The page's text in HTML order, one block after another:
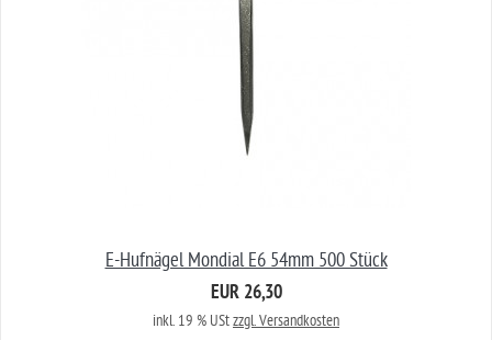
E-Hufnägel Mondial E6 54mm 500 Stück
EUR 26,30
inkl. 19 % UStzzgl. Versandkosten